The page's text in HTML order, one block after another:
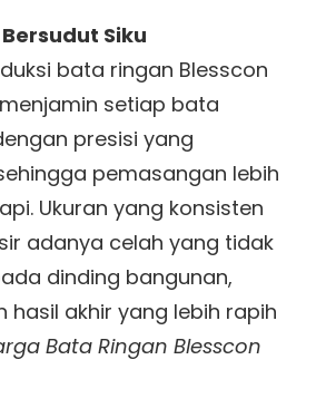
Siku
bata ringan Blesscon
setiap bata
presisi yang
pemasangan lebih
Ukuran yang konsisten
adanya celah yang tidak
dinding bangunan,
hasil akhir yang lebih rapih
Bata Ringan Blesscon